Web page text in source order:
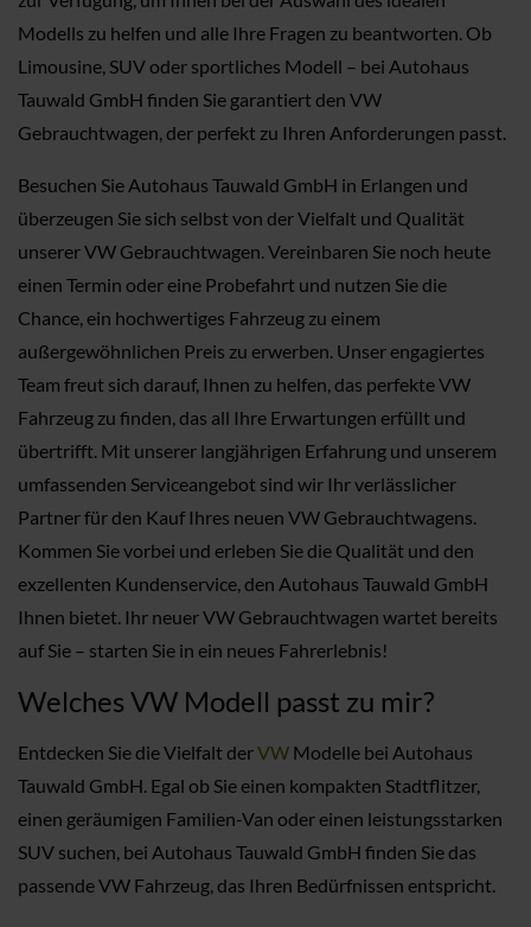
Modells zu helfen und alle Ihre Fragen zu beantworten. Ob
Limousine, SUV oder sportliches Modell – bei Autohaus
Tauwald GmbH finden Sie garantiert den VW
Gebrauchtwagen, der perfekt zu Ihren Anforderungen passt.
Besuchen Sie Autohaus Tauwald GmbH in Erlangen und
überzeugen Sie sich selbst von der Vielfalt und Qualität
unserer VW Gebrauchtwagen. Vereinbaren Sie noch heute
einen Termin oder eine Probefahrt und nutzen Sie die
Chance, ein hochwertiges Fahrzeug zu einem
außergewöhnlichen Preis zu erwerben. Unser engagiertes
Team freut sich darauf, Ihnen zu helfen, das perfekte VW
Fahrzeug zu finden, das all Ihre Erwartungen erfüllt und
übertrifft. Mit unserer langjährigen Erfahrung und unserem
umfassenden Serviceangebot sind wir Ihr verlässlicher
Partner für den Kauf Ihres neuen VW Gebrauchtwagens.
Kommen Sie vorbei und erleben Sie die Qualität und den
exzellenten Kundenservice, den Autohaus Tauwald GmbH
Ihnen bietet. Ihr neuer VW Gebrauchtwagen wartet bereits
auf Sie – starten Sie in ein neues Fahrerlebnis!
Welches VW Modell passt zu mir?
Entdecken Sie die Vielfalt derVW Modelle bei Autohaus
Tauwald GmbH. Egal ob Sie einen kompakten Stadtflitzer,
einen geräumigen Familien-Van oder einen leistungsstarken
SUV suchen, bei Autohaus Tauwald GmbH finden Sie das
passende VW Fahrzeug, das Ihren Bedürfnissen entspricht.